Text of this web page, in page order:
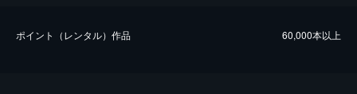
ポイント（レンタル）作品 60,000本以上